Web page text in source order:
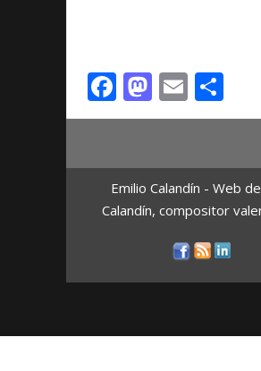
Facebook
Email
Emilio Calandín - Web
Calandín, compositor